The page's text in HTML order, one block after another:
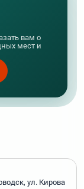
о
дней, за 3
вам о
мест и
ул. Кирова